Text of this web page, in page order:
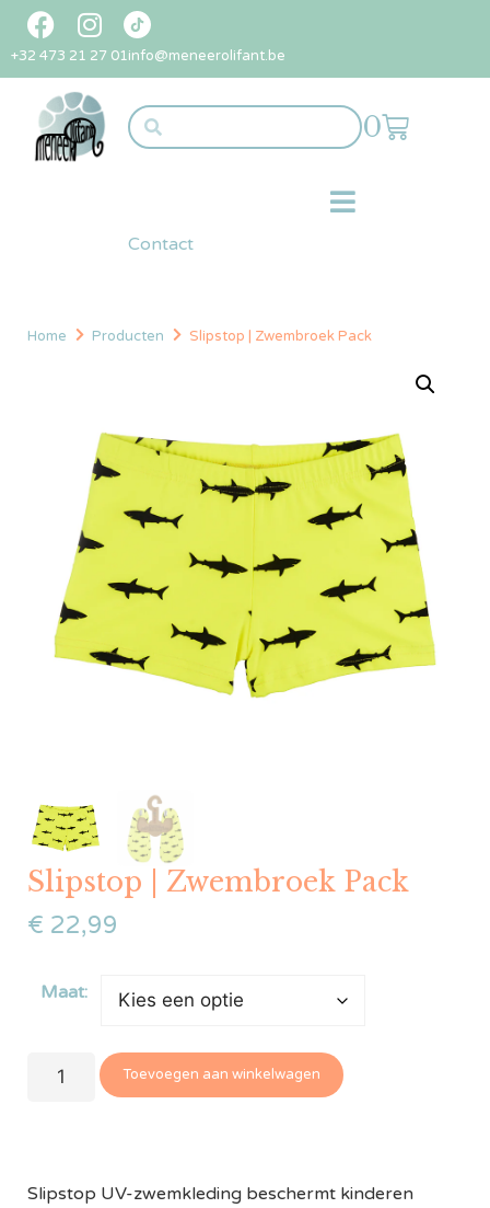
+32 473 21 27 01info@meneerolifant.be
0
Contact
Home Producten Slipstop | Zwembroek Pack
Slipstop | Zwembroek Pack
€ 22,99
Maat:
Toevoegen aan winkelwagen
Slipstop UV-zwemkleding beschermt kinderen